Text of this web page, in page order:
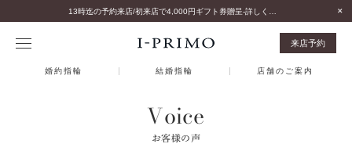
来店予約
婚約指輪 結婚指輪 店舗のご案内
Voice
お客様の声